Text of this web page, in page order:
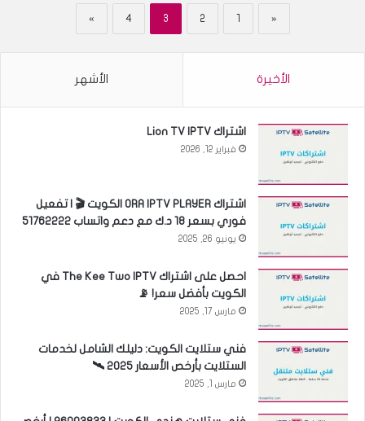
«
1
2
3
4
»
الأخيرة الأشهر
اشتراك Lion TV IPTV
فبراير 12, 2026
اشتراك ORA IPTV PLAYER الكويت 🎬 | تفعيل
فوري بسعر 18 د.ك مع دعم واتساب 51762222
يونيو 26, 2025
احصل على اشتراك The Kee Two IPTV في
الكويت بأفضل سعر! 📡
مارس 17, 2025
فني ستلايت الكويت: دليلك الشامل لخدمات
الستلايت بأرخص الأسعار 2025 🛰️
مارس 1, 2025